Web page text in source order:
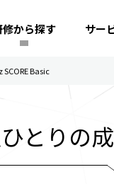
修から探す サー
Basic
とりの